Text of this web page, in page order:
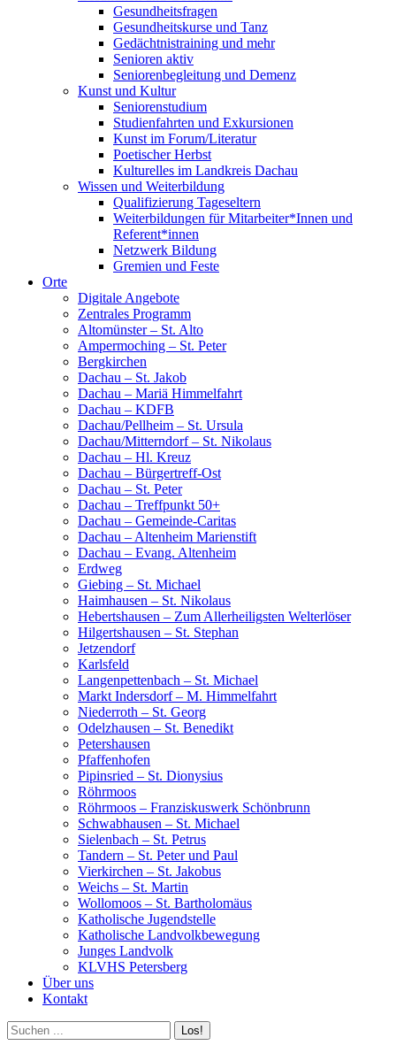
Gesundheitsfragen
Gesundheitskurse und Tanz
Gedächtnistraining und mehr
Senioren aktiv
Seniorenbegleitung und Demenz
Kunst und Kultur
Seniorenstudium
Studienfahrten und Exkursionen
Kunst im Forum/Literatur
Poetischer Herbst
Kulturelles im Landkreis Dachau
Wissen und Weiterbildung
Qualifizierung Tageseltern
Weiterbildungen für Mitarbeiter*Innen und
Referent*innen
Netzwerk Bildung
Gremien und Feste
Orte
Digitale Angebote
Zentrales Programm
Altomünster – St. Alto
Ampermoching – St. Peter
Bergkirchen
Dachau – St. Jakob
Dachau – Mariä Himmelfahrt
Dachau – KDFB
Dachau/Pellheim – St. Ursula
Dachau/Mitterndorf – St. Nikolaus
Dachau – Hl. Kreuz
Dachau – Bürgertreff-Ost
Dachau – St. Peter
Dachau – Treffpunkt 50+
Dachau – Gemeinde-Caritas
Dachau – Altenheim Marienstift
Dachau – Evang. Altenheim
Erdweg
Giebing – St. Michael
Haimhausen – St. Nikolaus
Hebertshausen – Zum Allerheiligsten Welterlöser
Hilgertshausen – St. Stephan
Jetzendorf
Karlsfeld
Langenpettenbach – St. Michael
Markt Indersdorf – M. Himmelfahrt
Niederroth – St. Georg
Odelzhausen – St. Benedikt
Petershausen
Pfaffenhofen
Pipinsried – St. Dionysius
Röhrmoos
Röhrmoos – Franziskuswerk Schönbrunn
Schwabhausen – St. Michael
Sielenbach – St. Petrus
Tandern – St. Peter und Paul
Vierkirchen – St. Jakobus
Weichs – St. Martin
Wollomoos – St. Bartholomäus
Katholische Jugendstelle
Katholische Landvolkbewegung
Junges Landvolk
KLVHS Petersberg
Über uns
Kontakt
Search: